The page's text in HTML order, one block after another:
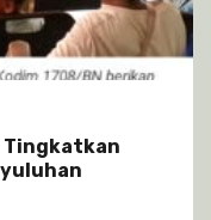
Tingkatkan